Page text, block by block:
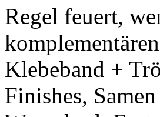
Regel feuert,
Klebeband +
Finishes,